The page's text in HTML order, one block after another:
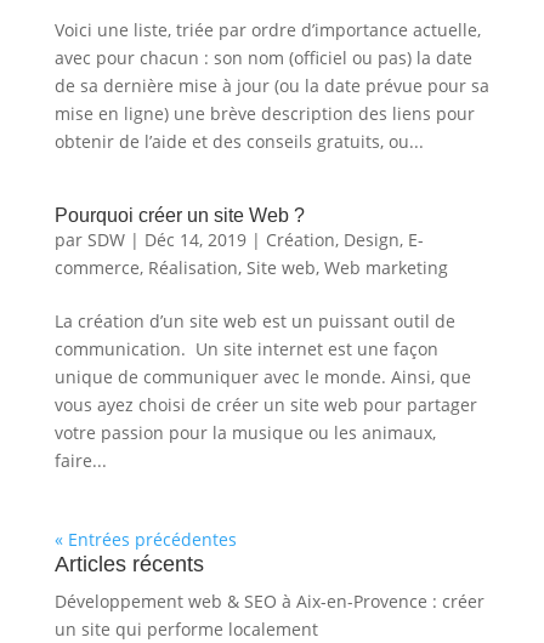
Voici une liste, triée par ordre d’importance actuelle,
avec pour chacun : son nom (officiel ou pas) la date
de sa dernière mise à jour (ou la date prévue pour sa
mise en ligne) une brève description des liens pour
obtenir de l’aide et des conseils gratuits, ou...
Pourquoi créer un site Web ?
par SDW| Déc 14, 2019| Création, Design, E-
commerce, Réalisation, Site web, Web marketing
La création d’un site web est un puissant outil de
communication. Un site internet est une façon
unique de communiquer avec le monde. Ainsi, que
vous ayez choisi de créer un site web pour partager
votre passion pour la musique ou les animaux,
faire...
« Entrées précédentes
Articles récents
Développement web & SEO à Aix-en-Provence : créer
un site qui performe localement